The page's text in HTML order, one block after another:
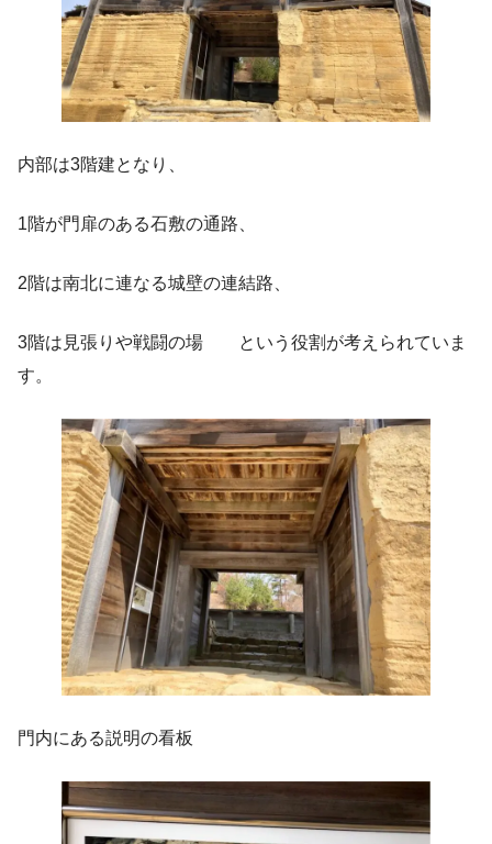
内部は3階建となり、
1階が門扉のある石敷の通路、
2階は南北に連なる城壁の連結路、
3階は見張りや戦闘の場 という役割が考えられていま
す。
門内にある説明の看板